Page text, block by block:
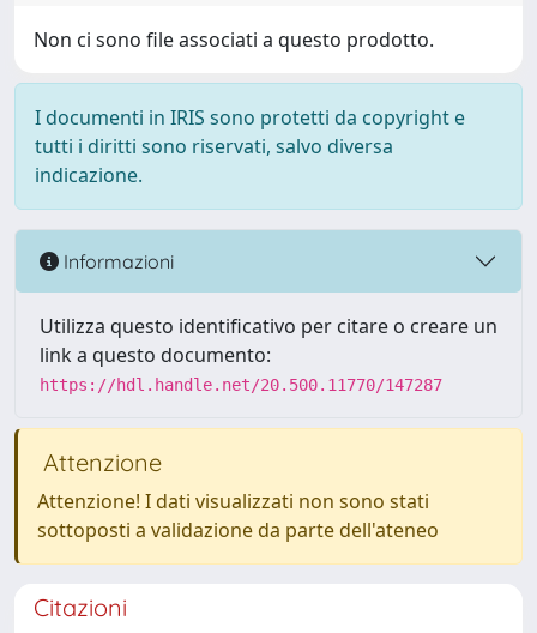
Non ci sono file associati a questo prodotto.
I documenti in IRIS sono protetti da copyright e
tutti i diritti sono riservati, salvo diversa
indicazione.
Informazioni
Utilizza questo identificativo per citare o creare un
link a questo documento:
https://hdl.handle.net/20.500.11770/147287
Attenzione
Attenzione! I dati visualizzati non sono stati
sottoposti a validazione da parte dell'ateneo
Citazioni